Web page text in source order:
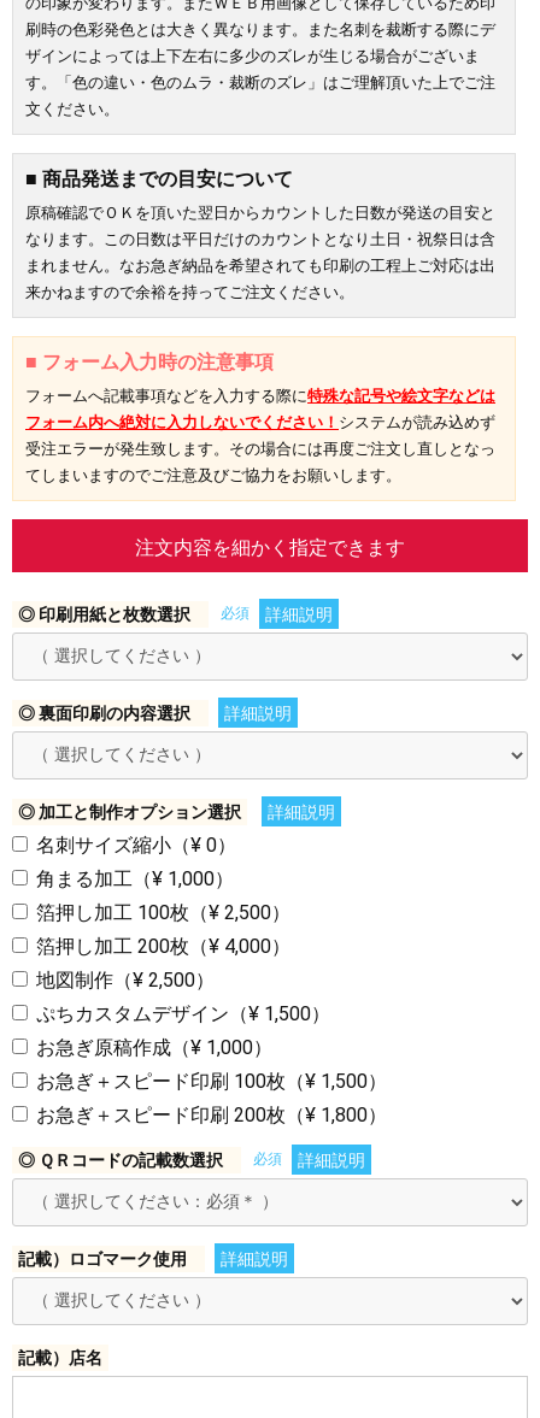
刷時の色彩発色とは大きく異なります。また名刺を裁断する際にデ
ザインによっては上下左右に多少のズレが生じる場合がございま
す。「色の違い・色のムラ・裁断のズレ」はご理解頂いた上でご注
文ください。
■ 商品発送までの目安について
原稿確認でＯＫを頂いた翌日からカウントした日数が発送の目安と
なります。この日数は平日だけのカウントとなり土日・祝祭日は含
まれません。なお急ぎ納品を希望されても印刷の工程上ご対応は出
来かねますので余裕を持ってご注文ください。
■ フォーム入力時の注意事項
フォームへ記載事項などを入力する際に特殊な記号や絵文字などは
フォーム内へ絶対に入力しないでください！ システムが読み込めず
受注エラーが発生致します。その場合には再度ご注文し直しとなっ
てしまいますのでご注意及びご協力をお願いします。
注文内容を細かく指定できます
◎ 印刷用紙と枚数選択 必須 詳細説明
◎ 裏面印刷の内容選択 詳細説明
◎ 加工と制作オプション選択 詳細説明
名刺サイズ縮小（¥ 0）
角まる加工（¥ 1,000）
箔押し加工 100枚（¥ 2,500）
箔押し加工 200枚（¥ 4,000）
地図制作（¥ 2,500）
ぷちカスタムデザイン（¥ 1,500）
お急ぎ原稿作成（¥ 1,000）
お急ぎ＋スピード印刷 100枚（¥ 1,500）
お急ぎ＋スピード印刷 200枚（¥ 1,800）
◎ ＱＲコードの記載数選択 必須 詳細説明
記載）ロゴマーク使用 詳細説明
記載）店名